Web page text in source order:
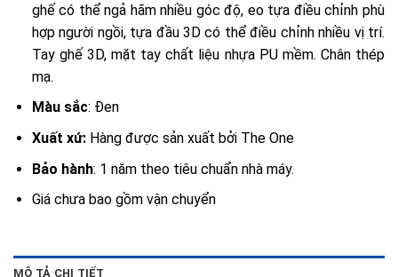
ghế có thể ngả hãm nhiều góc độ, eo tựa điều chỉnh phù
hợp người ngồi, tựa đầu 3D có thể điều chỉnh nhiều vị trí.
Tay ghế 3D, mặt tay chất liệu nhựa PU mềm. Chân thép
mạ.
Màu sắc: Đen
Xuất xứ:Hàng được sản xuất bởi The One
Bảo hành: 1 năm theo tiêu chuẩn nhà máy.
Giá chưa bao gồm vận chuyển
MÔ TẢ CHI TIẾT